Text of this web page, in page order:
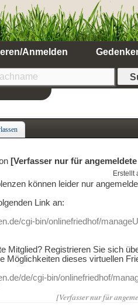
Anmelden
[Verfasser nur für
Erstellt
können leider nur
Link an:
cgi-bin/onlinefriedhof/
Mitglied? Registrieren Sie sich
Möglichkeiten dieses virtuellen
de/cgi-bin/onlinefriedhof/
[Verfasser nur für